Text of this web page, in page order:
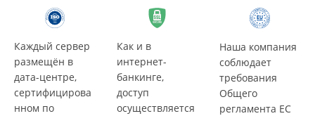
Каждый сервер
размещён в
дата-центре,
сертифицирова
нном по
Как и в
интернет-
банкинге,
доступ
осуществляется
Наша компания
соблюдает
требования
Общего
регламента ЕС